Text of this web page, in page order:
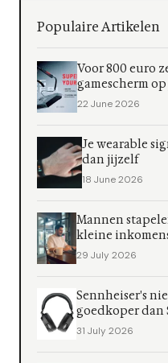
Populaire Artikelen
Voor 800 euro
gamescherm op
22 June 2026
Je wearable
dan jijzelf
18 June 2026
Mannen
kleine
29 July 2026
Sennheiser's
goedkoper dan
31 July 2026